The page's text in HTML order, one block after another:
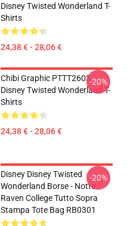
Disney Twisted Wonderland T-
Shirts
24,38 € - 28,06 €
Chibi Graphic PTTT2603
Disney Twisted Wonderland T-
Shirts
24,38 € - 28,06 €
-20%
Disney Disney Twisted
Wonderland Borse - Notte
Raven College Tutto Sopra
Stampa Tote Bag RB0301
-20%